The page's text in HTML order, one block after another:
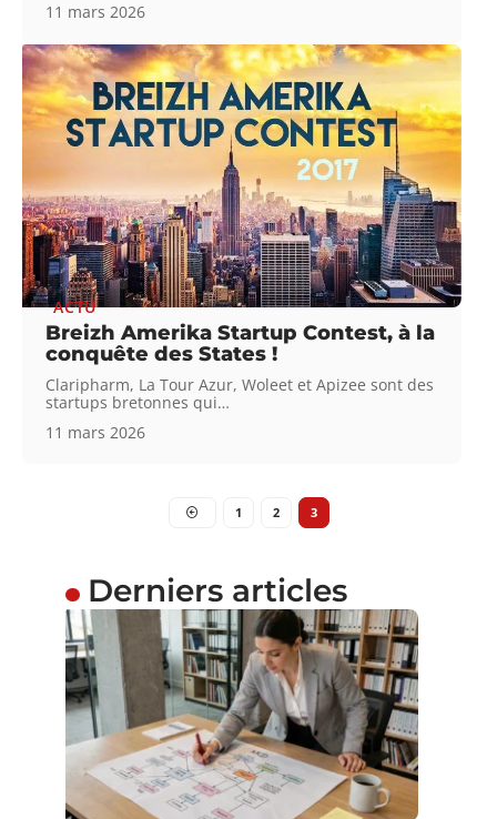
11 mars 2026
ACTU
Breizh Amerika Startup Contest, à la
conquête des States !
Claripharm, La Tour Azur, Woleet et Apizee sont des
startups bretonnes qui…
11 mars 2026
1 2 3
Derniers articles